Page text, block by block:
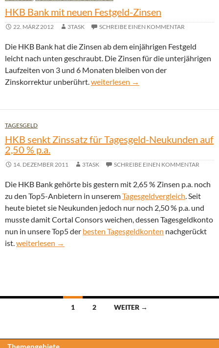
HKB Bank mit neuen Festgeld-Zinsen
22. MÄRZ 2012 3TASK SCHREIBE EINEN KOMMENTAR
Die HKB Bank hat die Zinsen ab dem einjährigen Festgeld
leicht nach unten geschraubt. Die Zinsen für die unterjährigen
Laufzeiten von 3 und 6 Monaten bleiben von der
Zinskorrektur unberührt.HKB Bank mit neuen Festgeld-Zinsen
weiterlesen →
TAGESGELD
HKB senkt Zinssatz für Tagesgeld-Neukunden auf
2,50 % p.a.
14. DEZEMBER 2011 3TASK SCHREIBE EINEN KOMMENTAR
Die HKB Bank gehörte bis gestern mit 2,65 % Zinsen p.a. noch
zu den Top5-Anbietern in unseremTagesgeldvergleich. Seit
heute bietet sie Neukunden jedoch nur noch 2,50 % p.a. und
musste damit Cortal Consors weichen, dessen Tagesgeldkonto
nun in unsere Top5 der besten Tagesgeldkonten nachgerückt
ist.HKB senkt Zinssatz für Tagesgeld-Neukunden auf 2,50 % p.a.
weiterlesen →
Beitragsnavigation
1 2 WEITER →